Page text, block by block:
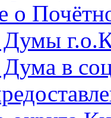
о
Думы
Дума в